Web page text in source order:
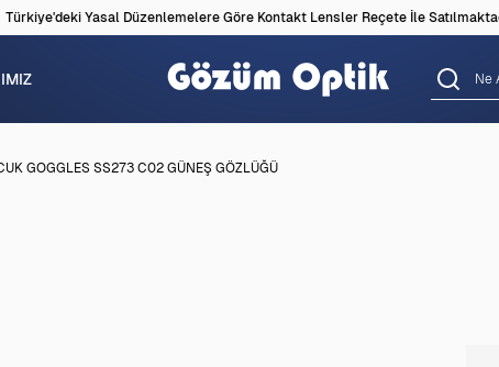
Yasal Düzenlemelere Göre Kontakt Lensler Reçete İle Satılmaktadır.
GOGGLES SS273 C02 GÜNEŞ GÖZLÜĞÜ